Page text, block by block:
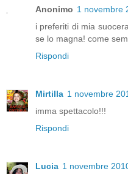
Anonimo 1 novembre
i preferiti di mia
se lo magna! come
Rispondi
Mirtilla 1 novembre
imma spettacolo!!!
Rispondi
Lucia 1 novembre